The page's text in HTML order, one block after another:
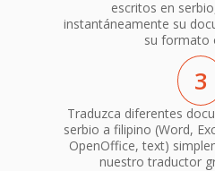
escritos en
instantáneamente su
su formato
3
Traduzca diferentes
serbio a filipino (Word,
OpenOffice, text)
nuestro traductor